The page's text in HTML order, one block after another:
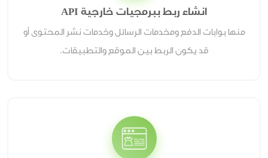
انشاء ربط ببرمجيات خارجية API
منها بوابات الدفع ومخدمات الرسائل وخدمات نشر المحتوى أو
قد يكون الربط بين الموقع والتطبيقات.